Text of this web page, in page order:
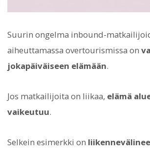
Suurin ongelma inbound-
aiheuttamassa overtourismissa on
jokapäiväiseen elämään.
Jos matkailijoita on liikaa, elämä
vaikeutuu.
Selkein esimerkki on